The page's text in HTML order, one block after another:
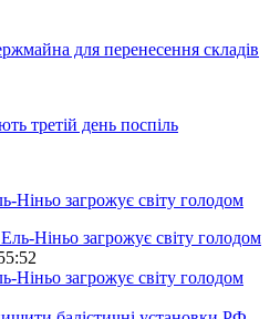
для перенесення складів
третій день поспіль
Ніньо загрожує світу голодом
Ніньо загрожує світу голодом